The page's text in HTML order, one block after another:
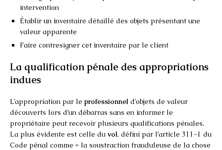
intervention
Établir un inventaire détaillé des objets présentant une
valeur apparente
Faire contresigner cet inventaire par le client
La qualification pénale des appropriations
indues
L’appropriation par le professionnel d’objets de valeur
découverts lors d’un débarras sans en informer le
propriétaire peut recevoir plusieurs qualifications pénales.
La plus évidente est celle du vol, défini par l’article 311-1 du
Code pénal comme « la soustraction frauduleuse de la chose